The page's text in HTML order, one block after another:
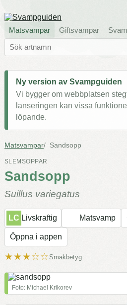
Matsvampar Giftsvampar
Ny version av Svampguiden
Vi bygger om webbplatsen
lanseringen kan vissa
löpande.
Matsvampar Sandsopp
SLEMSOPPAR
Sandsopp
Suillus variegatus
LC Livskraftig Matsvamp
Öppna i appen
★★★☆☆ Smakbetyg
Foto: Michael Krikorev